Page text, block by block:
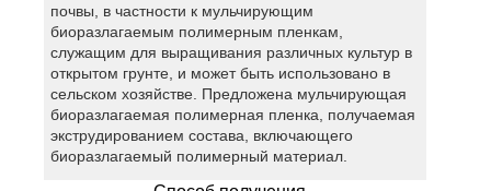
почвы, в частности к мульчирующим
биоразлагаемым полимерным пленкам,
служащим для выращивания различных культур в
открытом грунте, и может быть использовано в
сельском хозяйстве. Предложена мульчирующая
биоразлагаемая полимерная пленка, получаемая
экструдированием состава, включающего
биоразлагаемый полимерный материал.